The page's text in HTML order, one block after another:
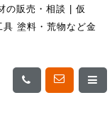
の販売・相談 | 仮
塗料・荒物など金